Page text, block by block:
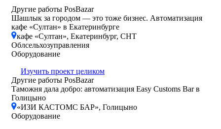
Другие работы PosBazar
Шашлык за городом — это тоже бизнес. Автоматизация
кафе «Султан» в Екатеринбурге
кафе «Султан», Екатеринбург, СНТ
Облсельхозуправления
Оборудование
Изучить проект целиком
Другие работы PosBazar
Таможня дала добро: автоматизация Easy Customs Bar в
Голицыно
«ИЗИ КАСТОМС БАР», Голицыно
Оборудование